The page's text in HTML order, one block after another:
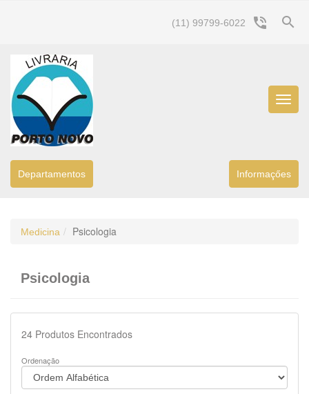
search
(11) 99799-6022 phone_in_talk
Menu
Departamentos Informaçőes
Medicina Psicologia
Psicologia
24 Produtos Encontrados
Ordenação